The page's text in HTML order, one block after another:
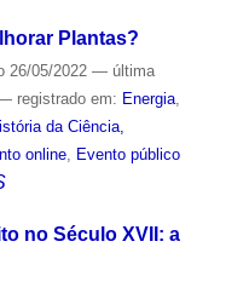
Plantas?
26/05/2022 — última
registrado em: Energia,
da Ciência,
online, Evento público
no Século XVII: a